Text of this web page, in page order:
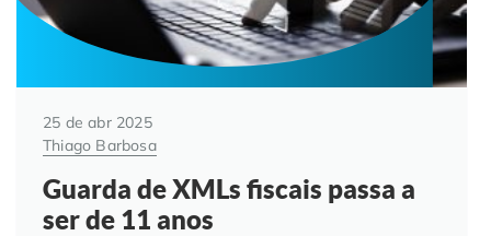
25 de abr 2025
Thiago Barbosa
Guarda de XMLs fiscais passa a
ser de 11 anos